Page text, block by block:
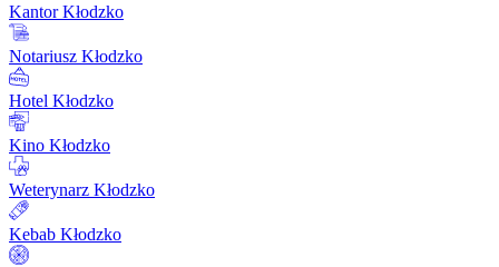
Kantor Kłodzko
Notariusz Kłodzko
Hotel Kłodzko
Kino Kłodzko
Weterynarz Kłodzko
Kebab Kłodzko